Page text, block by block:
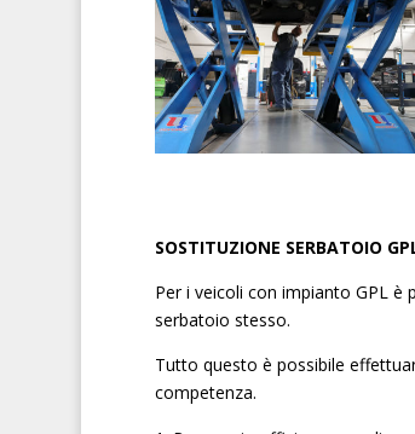
SOSTITUZIONE SERBATOIO
Per i veicoli con impianto GPL
serbatoio stesso.
Tutto questo è possibile
competenza.